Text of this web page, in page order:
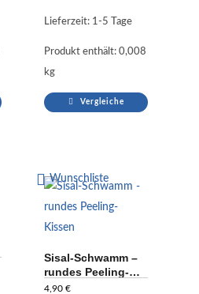
Lieferzeit: 1-5 Tage
Produkt enthält: 0,008
kg
Vergleiche
Wunschliste
Sisal-Schwamm –
rundes Peeling-
Kissen
4,90€